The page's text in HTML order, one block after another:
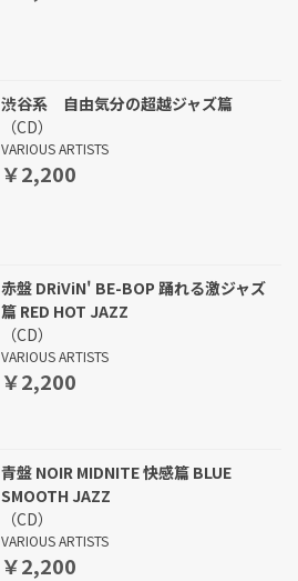
渋谷系 自由気分の超越ジャズ篇
（CD）
VARIOUS ARTISTS
￥2,200
赤盤 DRiViN' BE-BOP 踊れる激ジャズ
篇 RED HOT JAZZ
（CD）
VARIOUS ARTISTS
￥2,200
青盤 NOIR MIDNITE 快感篇 BLUE
SMOOTH JAZZ
（CD）
VARIOUS ARTISTS
￥2,200